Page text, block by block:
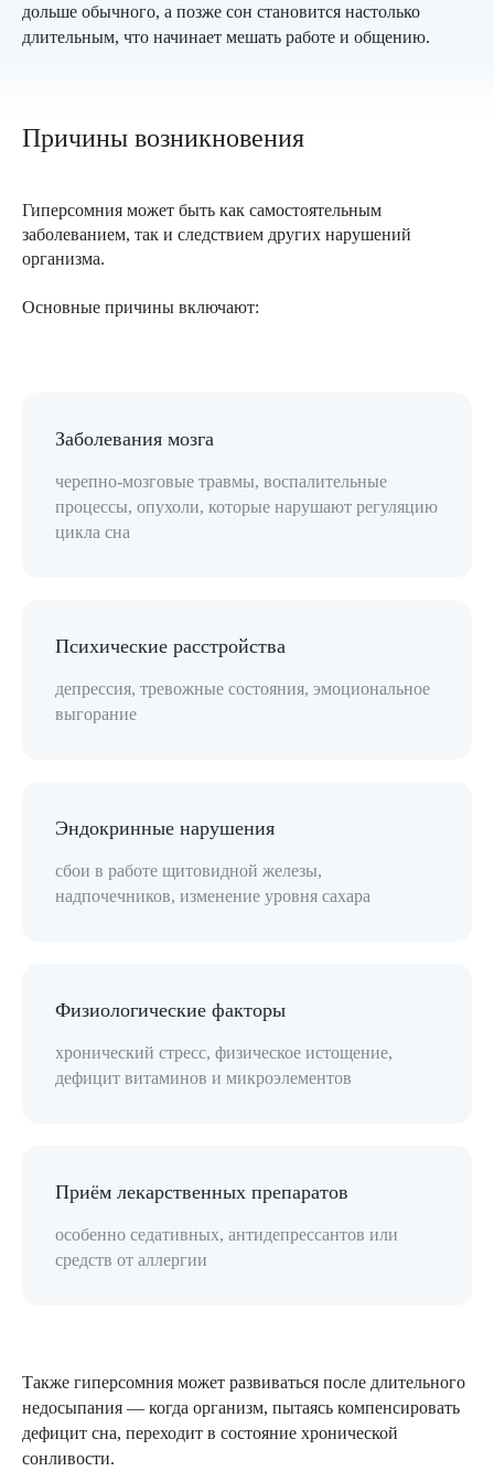
дольше обычного, а позже сон становится настолько
длительным, что начинает мешать работе и общению.
Причины возникновения
Гиперсомния может быть как самостоятельным
заболеванием, так и следствием других нарушений
организма.
Основные причины включают:
Заболевания мозга
черепно-мозговые травмы, воспалительные
процессы, опухоли, которые нарушают регуляцию
цикла сна
Психические расстройства
депрессия, тревожные состояния, эмоциональное
выгорание
Эндокринные нарушения
сбои в работе щитовидной железы,
надпочечников, изменение уровня сахара
Физиологические факторы
хронический стресс, физическое истощение,
дефицит витаминов и микроэлементов
Приём лекарственных препаратов
особенно седативных, антидепрессантов или
средств от аллергии
Также гиперсомния может развиваться после длительного
недосыпания — когда организм, пытаясь компенсировать
дефицит сна, переходит в состояние хронической
сонливости.